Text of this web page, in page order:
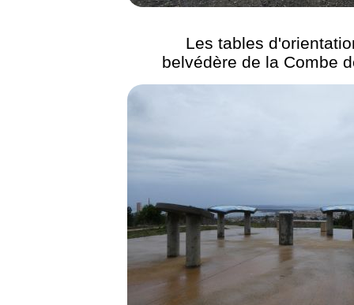
Les tables
belvédère de la Combe